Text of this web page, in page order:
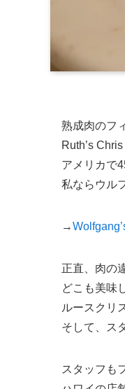
熟成肉のフ
Ruth’s
アメリカで
私ならウル
→
正直、肉の
どこも美味
ルースクリ
そして、ス
スタッフも